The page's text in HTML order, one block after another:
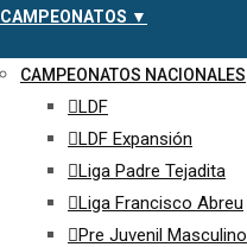
CAMPEONATOS ▼
CAMPEONATOS NACIONALES
LDF
LDF Expansión
Liga Padre Tejadita
Liga Francisco Abreu
Pre Juvenil Masculino